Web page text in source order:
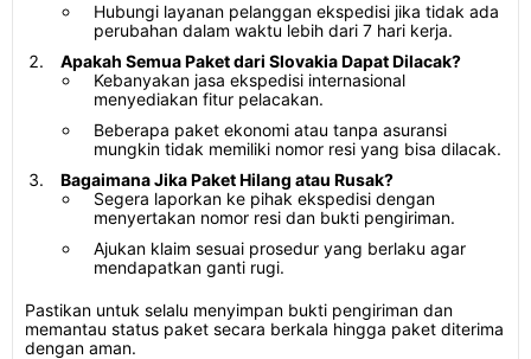
Hubungi layanan pelanggan ekspedisi jika tidak ada
perubahan dalam waktu lebih dari 7 hari kerja.
Apakah Semua Paket dari Slovakia Dapat Dilacak?
Kebanyakan jasa ekspedisi internasional
menyediakan fitur pelacakan.
Beberapa paket ekonomi atau tanpa asuransi
mungkin tidak memiliki nomor resi yang bisa dilacak.
Bagaimana Jika Paket Hilang atau Rusak?
Segera laporkan ke pihak ekspedisi dengan
menyertakan nomor resi dan bukti pengiriman.
Ajukan klaim sesuai prosedur yang berlaku agar
mendapatkan ganti rugi.
Pastikan untuk selalu menyimpan bukti pengiriman dan
memantau status paket secara berkala hingga paket diterima
dengan aman.